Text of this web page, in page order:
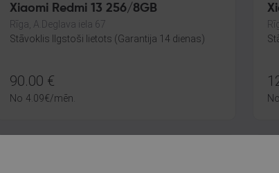
Xiaomi Redmi 13 256/8GB
Rīga, A.Deglava iela 67
Stāvoklis Ilgstoši lietots (Garantija 14 dienas)
90.00 €
No 4.09€/mēn. No